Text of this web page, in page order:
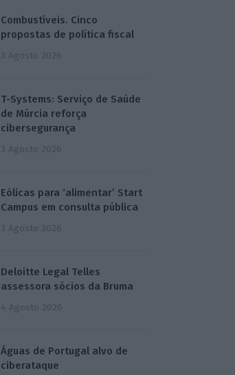
Combustíveis. Cinco
propostas de política fiscal
3 Agosto 2026
T-Systems: Serviço de Saúde
de Múrcia reforça
cibersegurança
3 Agosto 2026
Eólicas para ‘alimentar’ Start
Campus em consulta pública
3 Agosto 2026
Deloitte Legal Telles
assessora sócios da Bruma
4 Agosto 2026
Águas de Portugal alvo de
ciberataque